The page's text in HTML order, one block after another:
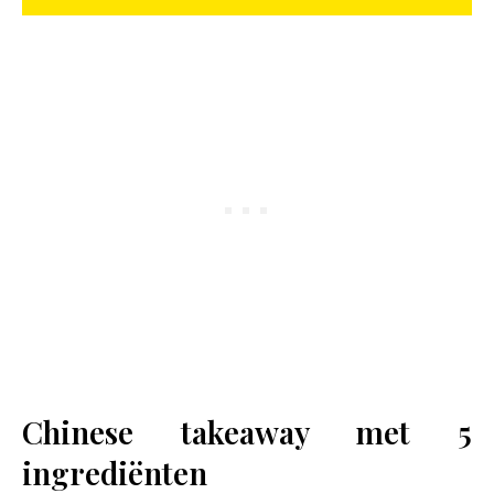
Chinese takeaway met 5
ingrediënten